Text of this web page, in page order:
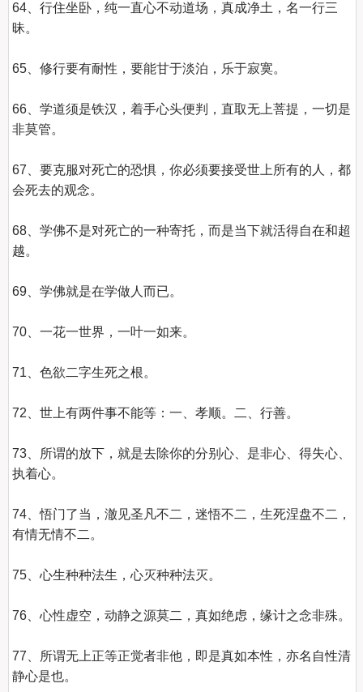
64、行住坐卧，纯一直心不动道场，真成净土，名一行三
昧。
65、修行要有耐性，要能甘于淡泊，乐于寂寞。
66、学道须是铁汉，着手心头便判，直取无上菩提，一切是
非莫管。
67、要克服对死亡的恐惧，你必须要接受世上所有的人，都
会死去的观念。
68、学佛不是对死亡的一种寄托，而是当下就活得自在和超
越。
69、学佛就是在学做人而已。
70、一花一世界，一叶一如来。
71、色欲二字生死之根。
72、世上有两件事不能等：一、孝顺。二、行善。
73、所谓的放下，就是去除你的分别心、是非心、得失心、
执着心。
74、悟门了当，澈见圣凡不二，迷悟不二，生死涅盘不二，
有情无情不二。
75、心生种种法生，心灭种种法灭。
76、心性虚空，动静之源莫二，真如绝虑，缘计之念非殊。
77、所谓无上正等正觉者非他，即是真如本性，亦名自性清
静心是也。